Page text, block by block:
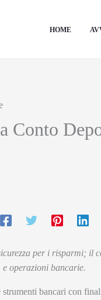
HOME
Conto
per i risparmi; il
e operazioni bancarie.
strumenti bancari con